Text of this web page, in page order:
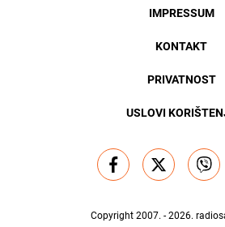
IMPRESSUM
KONTAKT
PRIVATNOST
USLOVI
Copyright 2007. - 2026.